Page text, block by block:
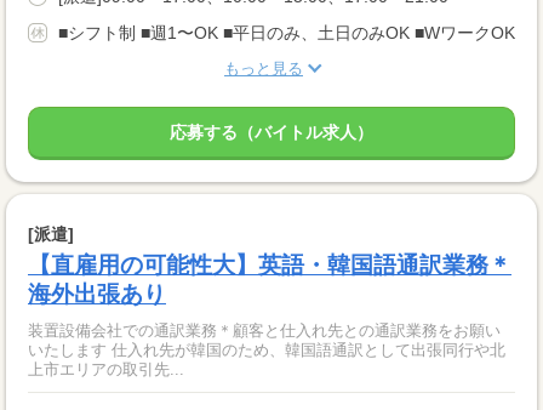
■シフト制 ■週1〜OK ■平日のみ、土日のみOK ■WワークOK
もっと見る
応募する（バイトル求人）
[派遣]
【直雇用の可能性大】英語・韓国語通訳業務＊
海外出張あり
装置設備会社での通訳業務＊顧客と仕入れ先との通訳業務をお願い
いたします 仕入れ先が韓国のため、韓国語通訳として出張同行や北
上市エリアの取引先...